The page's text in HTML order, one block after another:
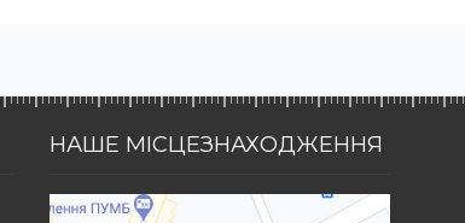
НАШЕ МІСЦЕЗНАХОДЖЕННЯ